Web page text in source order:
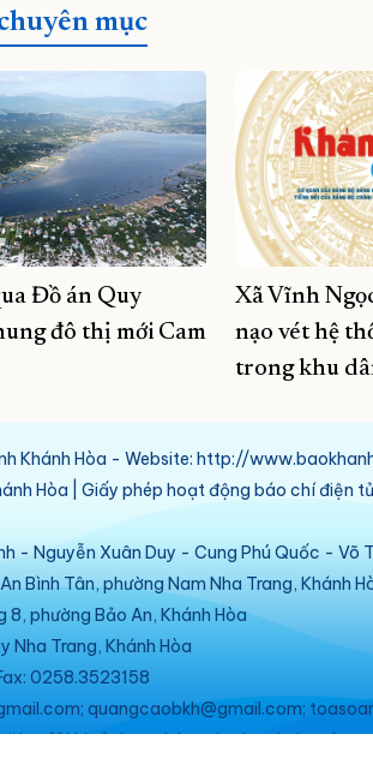
mục
Đồ án Quy
đô thị mới Cam
Xã Vĩnh
nạo vét hệ
trong khu
Khánh Hòa - Website: http://
Hòa | Giấy phép hoạt động báo chí
- Nguyễn Xuân Duy - Cung Phú Quốc - Võ
Bình Tân, phường Nam Nha Trang, Khánh
phường Bảo An, Khánh Hòa
Nha Trang, Khánh Hòa
0258.3523158
quangcaobkh@gmail.com;
tử" khi sử dụng thông tin từ website này